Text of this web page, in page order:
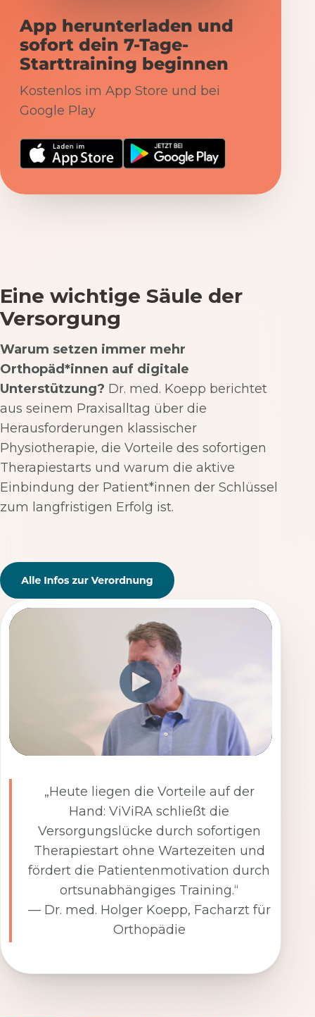
App herunterladen und
sofort dein 7-Tage-
Starttraining beginnen
Kostenlos im App Store und bei
Google Play
Eine wichtige Säule der
Versorgung
Warum setzen immer mehr
Orthopäd*innen auf digitale
Unterstützung? Dr. med. Koepp berichtet
aus seinem Praxisalltag über die
Herausforderungen klassischer
Physiotherapie, die Vorteile des sofortigen
Therapiestarts und warum die aktive
Einbindung der Patient*innen der Schlüssel
zum langfristigen Erfolg ist.
„Heute liegen die Vorteile auf der
Hand: ViViRA schließt die
Versorgungslücke durch sofortigen
Therapiestart ohne Wartezeiten und
fördert die Patientenmotivation durch
ortsunabhängiges Training.“
— Dr. med. Holger Koepp, Facharzt für
Orthopädie